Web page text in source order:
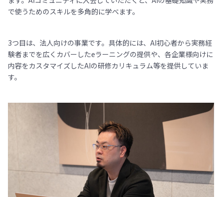
で使うためのスキルを多角的に学べます。
3つ目は、法人向けの事業です。具体的には、AI初心者から実務経
験者までを広くカバーしたeラーニングの提供や、各企業様向けに
内容をカスタマイズしたAIの研修カリキュラム等を提供していま
す。